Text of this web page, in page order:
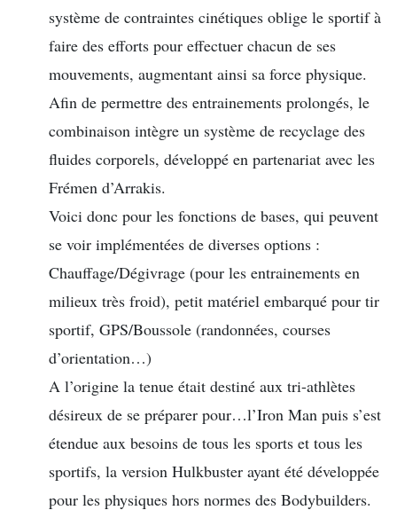
système de contraintes cinétiques oblige le sportif à
faire des efforts pour effectuer chacun de ses
mouvements, augmentant ainsi sa force physique.
Afin de permettre des entrainements prolongés, le
combinaison intègre un système de recyclage des
fluides corporels, développé en partenariat avec les
Frémen d’Arrakis.
Voici donc pour les fonctions de bases, qui peuvent
se voir implémentées de diverses options :
Chauffage/Dégivrage (pour les entrainements en
milieux très froid), petit matériel embarqué pour tir
sportif, GPS/Boussole (randonnées, courses
d’orientation…)
A l’origine la tenue était destiné aux tri-athlètes
désireux de se préparer pour…l’Iron Man puis s’est
étendue aux besoins de tous les sports et tous les
sportifs, la version Hulkbuster ayant été développée
pour les physiques hors normes des Bodybuilders.